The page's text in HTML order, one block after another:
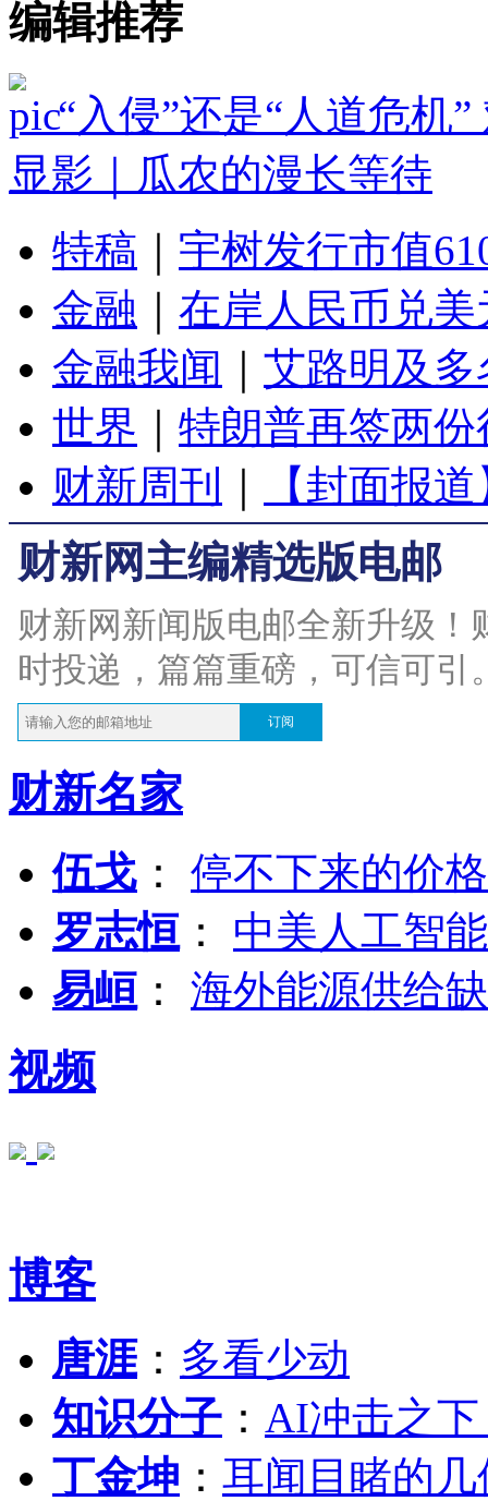
编辑推荐
“入侵”还是“人道危机
显影｜瓜农的漫长等待
特稿
宇树发行市值
金融
在岸人民币兑
金融我闻
艾路明及
世界
特朗普再签两
财新周刊
【封面报
财新网主编精选版电邮
财新网新闻版电邮全新升级
时投递，篇篇重磅，可信可引
订阅
财新名家
伍戈 ： 停不下来的价
罗志恒 ： 中美人工智
易峘 ： 海外能源供给
视频
博客
唐涯： 多看少动
知识分子 ： AI冲击之
丁金坤 ： 耳闻目睹的